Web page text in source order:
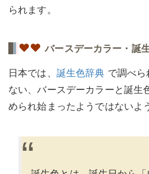
られます。
♥♥ バースデーカラー・誕
日本では、 誕生色辞典 で調べ
ない、バースデーカラーと誕生
められ始まったようではないよ